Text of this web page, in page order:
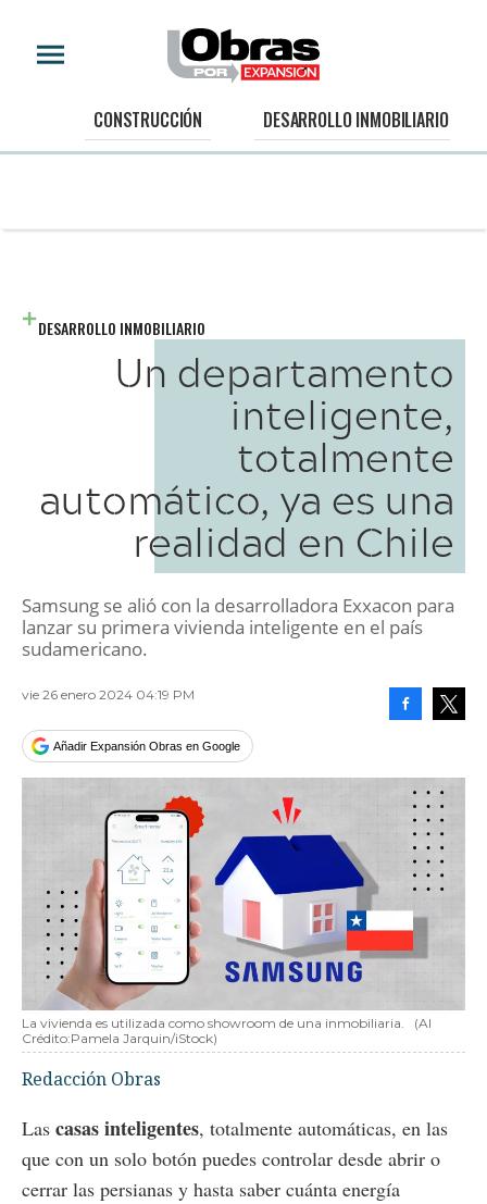
CONSTRUCCIÓN DESARROLLO INMOBILIARIO
DESARROLLO INMOBILIARIO
Un departamento
inteligente,
totalmente
automático, ya es una
realidad en Chile
Samsung se alió con la desarrolladora Exxacon para
lanzar su primera vivienda inteligente en el país
sudamericano.
vie 26 enero 2024 04:19 PM
Añadir Expansión Obras en Google
La vivienda es utilizada como showroom de una inmobiliaria.
(AI
Crédito:Pamela Jarquin/iStock)
Redacción Obras
Las casas inteligentes, totalmente automáticas, en las
que con un solo botón puedes controlar desde abrir o
cerrar las persianas y hasta saber cuánta energía